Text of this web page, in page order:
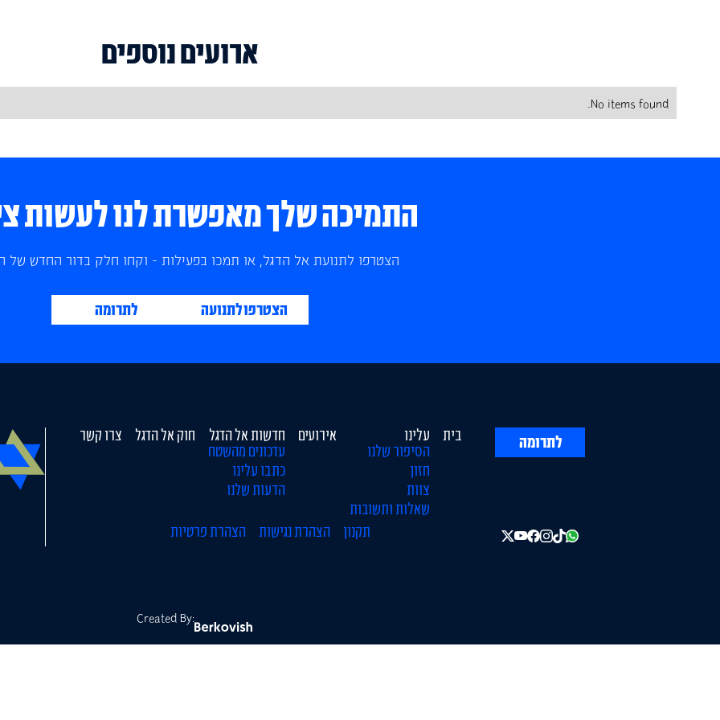
ארועים נוספים
No items found.
התמיכה שלך מאפשרת לנו לעשות
הצטרפו לתנועת אל הדגל, או תמכו בפעילות - וקחו חלק בדור החדש של
הצטרפו לתנועה לתרומה
בית
עלינו
הסיפור שלנו
חזון
צוות
שאלות ותשובות
אירועים
חדשות אל הדגל
עדכונים מהשטח
כתבו עלינו
הדעות שלנו
חוק אל הדגל צרו קשר
תקנון הצהרת נגישות הצהרת פרטיות
לתרומה
Created By: